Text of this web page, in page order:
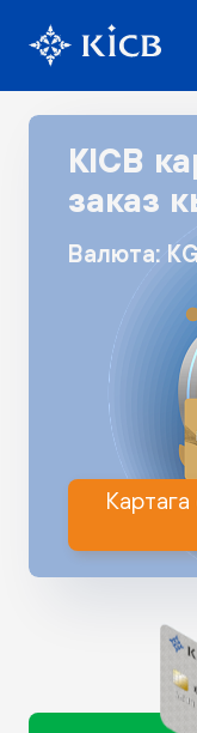
KICB
заказ
Валюта: